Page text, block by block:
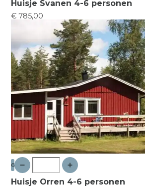
Huisje Svanen 4-6 personen
€ 785,00
6
Huisje Orren 4-6 personen